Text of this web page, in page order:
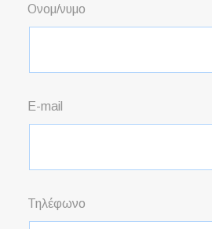
Ονομ/νυμο
E-mail
Τηλέφωνο